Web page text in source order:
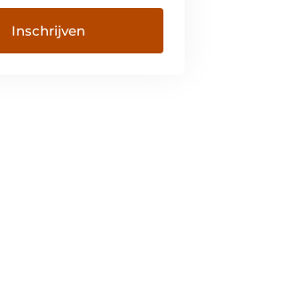
Inschrijven